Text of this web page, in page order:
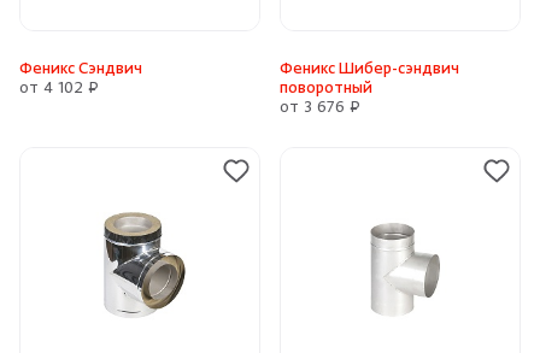
Феникс Сэндвич
от 4 102 ₽
Феникс Шибер-сэндвич
поворотный
от 3 676 ₽